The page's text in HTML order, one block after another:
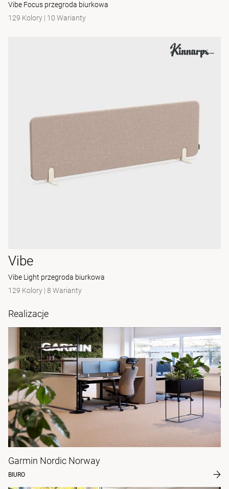
Vibe Focus przegroda biurkowa
129 Kolory | 10 Warianty
Vibe
Vibe Light przegroda biurkowa
129 Kolory | 8 Warianty
Realizacje
Garmin Nordic Norway
BIURO